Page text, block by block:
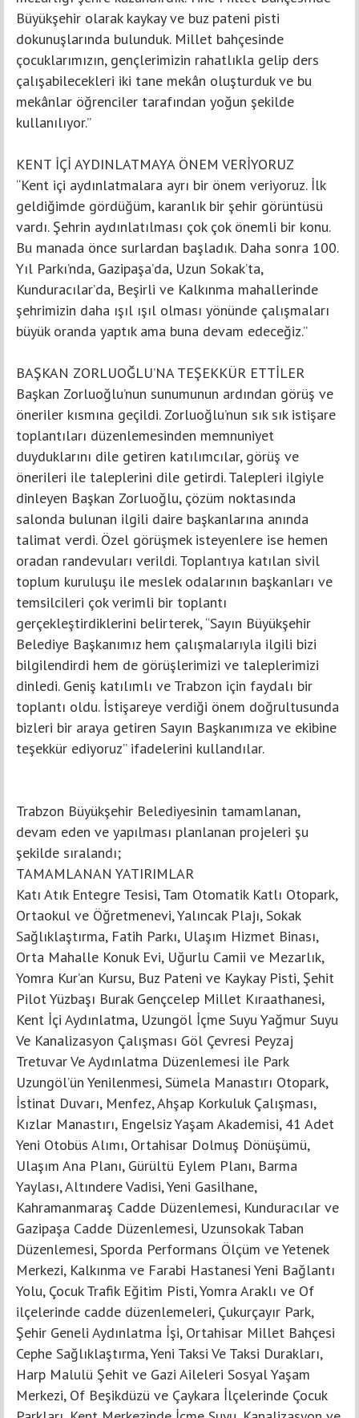
Büyükşehir olarak kaykay ve buz pateni pisti
dokunuşlarında bulunduk. Millet bahçesinde
çocuklarımızın, gençlerimizin rahatlıkla gelip ders
çalışabilecekleri iki tane mekân oluşturduk ve bu
mekânlar öğrenciler tarafından yoğun şekilde
kullanılıyor.”
KENT İÇİ AYDINLATMAYA ÖNEM VERİYORUZ
“Kent içi aydınlatmalara ayrı bir önem veriyoruz. İlk
geldiğimde gördüğüm, karanlık bir şehir görüntüsü
vardı. Şehrin aydınlatılması çok çok önemli bir konu.
Bu manada önce surlardan başladık. Daha sonra 100.
Yıl Parkı’nda, Gazipaşa’da, Uzun Sokak’ta,
Kunduracılar’da, Beşirli ve Kalkınma mahallerinde
şehrimizin daha ışıl ışıl olması yönünde çalışmaları
büyük oranda yaptık ama buna devam edeceğiz.”
BAŞKAN ZORLUOĞLU’NA TEŞEKKÜR ETTİLER
Başkan Zorluoğlu’nun sunumunun ardından görüş ve
öneriler kısmına geçildi. Zorluoğlu’nun sık sık istişare
toplantıları düzenlemesinden memnuniyet
duyduklarını dile getiren katılımcılar, görüş ve
önerileri ile taleplerini dile getirdi. Talepleri ilgiyle
dinleyen Başkan Zorluoğlu, çözüm noktasında
salonda bulunan ilgili daire başkanlarına anında
talimat verdi. Özel görüşmek isteyenlere ise hemen
oradan randevuları verildi. Toplantıya katılan sivil
toplum kuruluşu ile meslek odalarının başkanları ve
temsilcileri çok verimli bir toplantı
gerçekleştirdiklerini belirterek, “Sayın Büyükşehir
Belediye Başkanımız hem çalışmalarıyla ilgili bizi
bilgilendirdi hem de görüşlerimizi ve taleplerimizi
dinledi. Geniş katılımlı ve Trabzon için faydalı bir
toplantı oldu. İstişareye verdiği önem doğrultusunda
bizleri bir araya getiren Sayın Başkanımıza ve ekibine
teşekkür ediyoruz” ifadelerini kullandılar.
Trabzon Büyükşehir Belediyesinin tamamlanan,
devam eden ve yapılması planlanan projeleri şu
şekilde sıralandı;
TAMAMLANAN YATIRIMLAR
Katı Atık Entegre Tesisi, Tam Otomatik Katlı Otopark,
Ortaokul ve Öğretmenevi, Yalıncak Plajı, Sokak
Sağlıklaştırma, Fatih Parkı, Ulaşım Hizmet Binası,
Orta Mahalle Konuk Evi, Uğurlu Camii ve Mezarlık,
Yomra Kur’an Kursu, Buz Pateni ve Kaykay Pisti, Şehit
Pilot Yüzbaşı Burak Gençcelep Millet Kıraathanesi,
Kent İçi Aydınlatma, Uzungöl İçme Suyu Yağmur Suyu
Ve Kanalizasyon Çalışması Göl Çevresi Peyzaj
Tretuvar Ve Aydınlatma Düzenlemesi ile Park
Uzungöl’ün Yenilenmesi, Sümela Manastırı Otopark,
İstinat Duvarı, Menfez, Ahşap Korkuluk Çalışması,
Kızlar Manastırı, Engelsiz Yaşam Akademisi, 41 Adet
Yeni Otobüs Alımı, Ortahisar Dolmuş Dönüşümü,
Ulaşım Ana Planı, Gürültü Eylem Planı, Barma
Yaylası, Altındere Vadisi, Yeni Gasilhane,
Kahramanmaraş Cadde Düzenlemesi, Kunduracılar ve
Gazipaşa Cadde Düzenlemesi, Uzunsokak Taban
Düzenlemesi, Sporda Performans Ölçüm ve Yetenek
Merkezi, Kalkınma ve Farabi Hastanesi Yeni Bağlantı
Yolu, Çocuk Trafik Eğitim Pisti, Yomra Araklı ve Of
ilçelerinde cadde düzenlemeleri, Çukurçayır Park,
Şehir Geneli Aydınlatma İşi, Ortahisar Millet Bahçesi
Cephe Sağlıklaştırma, Yeni Taksi Ve Taksi Durakları,
Harp Malulü Şehit ve Gazi Aileleri Sosyal Yaşam
Merkezi, Of Beşikdüzü ve Çaykara İlçelerinde Çocuk